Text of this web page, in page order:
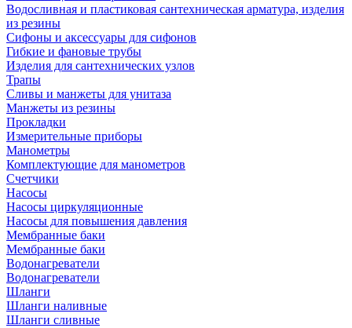
Водосливная и пластиковая сантехническая арматура, изделия
из резины
Сифоны и аксессуары для сифонов
Гибкие и фановые трубы
Изделия для сантехнических узлов
Трапы
Сливы и манжеты для унитаза
Манжеты из резины
Прокладки
Измерительные приборы
Манометры
Комплектующие для манометров
Счетчики
Насосы
Насосы циркуляционные
Насосы для повышения давления
Мембранные баки
Мембранные баки
Водонагреватели
Водонагреватели
Шланги
Шланги наливные
Шланги сливные